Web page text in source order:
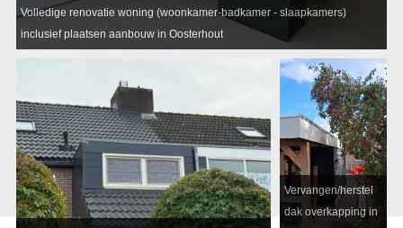
Volledige renovatie woning (woonkamer-badkamer - slaapkamers)
inclusief plaatsen aanbouw in Oosterhout
Vervangen/herstel
dak overkapping in